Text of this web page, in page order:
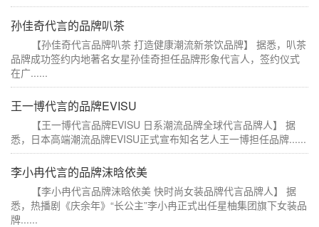
孙佳奇代言的品牌叭茶
【孙佳奇代言品牌叭茶 打造健康潮流新茶饮品牌】 据悉，叭茶
品牌成功签约内地著名女星孙佳奇担任品牌形象代言人，签约仪式
在广......
王一博代言的品牌EVISU
【王一博代言品牌EVISU 日系潮流品牌全球代言品牌人】 据
悉，日本高端潮流品牌EVISU正式宣布知名艺人王一博担任品牌......
李小冉代言的品牌沫晗依美
【李小冉代言品牌沫晗依美 快时尚女装品牌代言品牌人】 据
悉，热播剧《庆余年》“长公主”李小冉正式出任星柚集团旗下女装品
牌......